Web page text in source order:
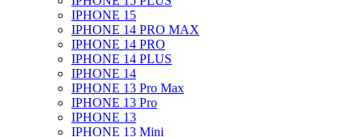
IPHONE 15
IPHONE 14 PRO MAX
IPHONE 14 PRO
IPHONE 14 PLUS
IPHONE 14
IPHONE 13 Pro Max
IPHONE 13 Pro
IPHONE 13
IPHONE 13 Mini